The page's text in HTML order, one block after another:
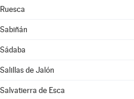
Ruesca
Sabiñán
Sádaba
Salillas de Jalón
Salvatierra de Esca